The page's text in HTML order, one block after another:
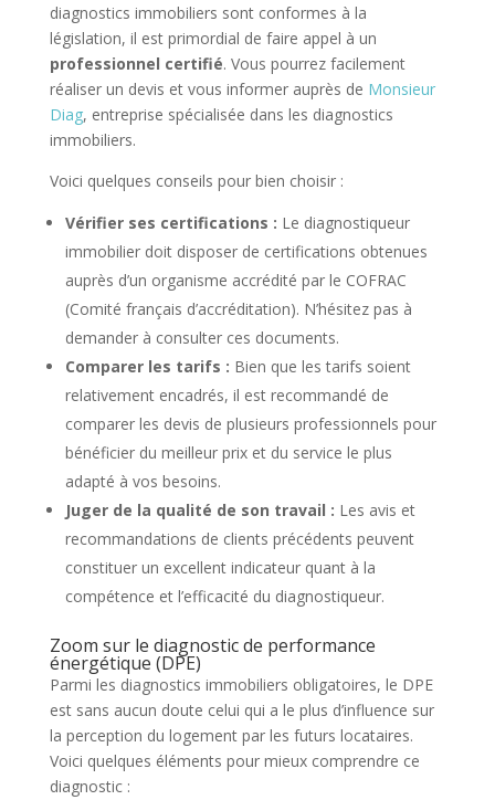
diagnostics immobiliers sont conformes à la
législation, il est primordial de faire appel à un
professionnel certifié. Vous pourrez facilement
réaliser un devis et vous informer auprès de Monsieur
Diag, entreprise spécialisée dans les diagnostics
immobiliers.
Voici quelques conseils pour bien choisir :
Vérifier ses certifications : Le diagnostiqueur
immobilier doit disposer de certifications obtenues
auprès d’un organisme accrédité par le COFRAC
(Comité français d’accréditation). N’hésitez pas à
demander à consulter ces documents.
Comparer les tarifs : Bien que les tarifs soient
relativement encadrés, il est recommandé de
comparer les devis de plusieurs professionnels pour
bénéficier du meilleur prix et du service le plus
adapté à vos besoins.
Juger de la qualité de son travail : Les avis et
recommandations de clients précédents peuvent
constituer un excellent indicateur quant à la
compétence et l’efficacité du diagnostiqueur.
Zoom sur le diagnostic de performance
énergétique (DPE)
Parmi les diagnostics immobiliers obligatoires, le DPE
est sans aucun doute celui qui a le plus d’influence sur
la perception du logement par les futurs locataires.
Voici quelques éléments pour mieux comprendre ce
diagnostic :